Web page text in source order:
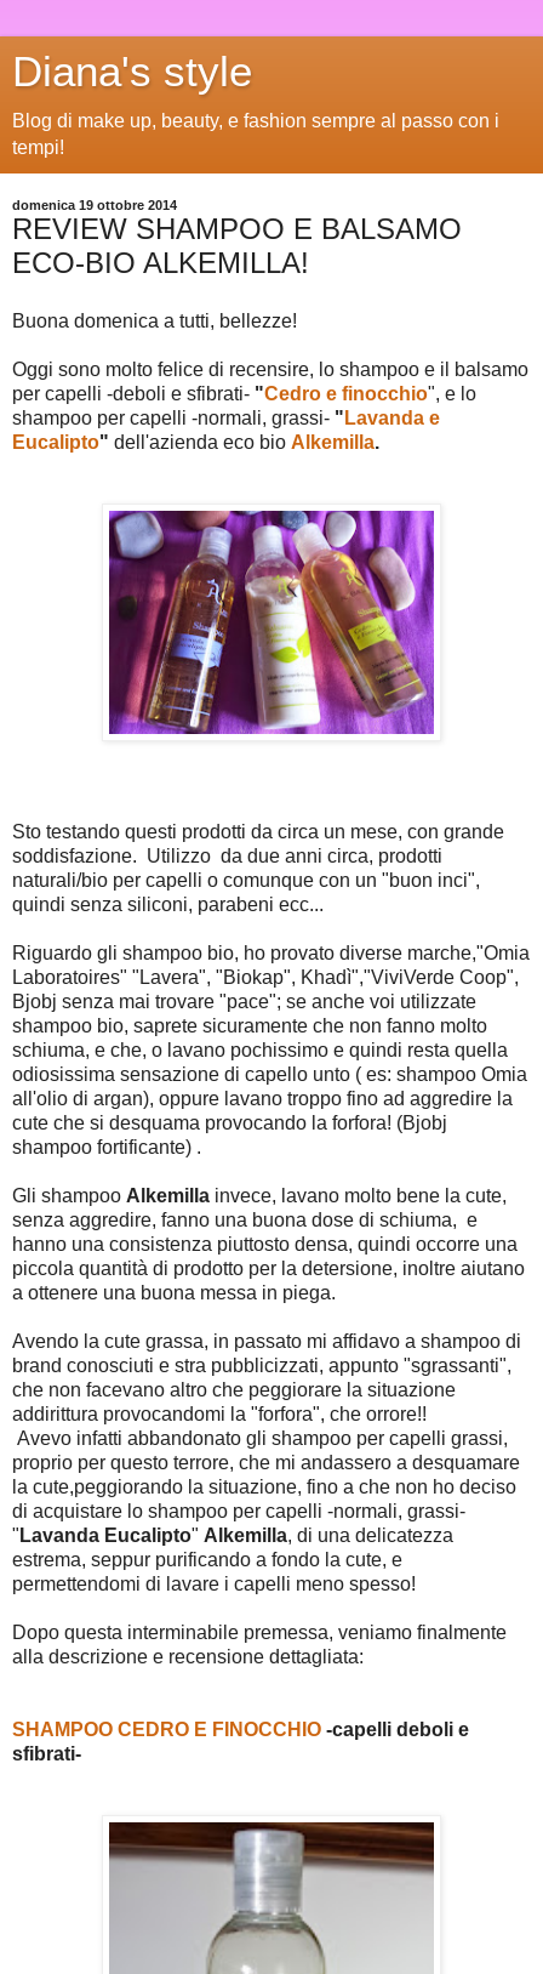
Diana's style
Blog di make up, beauty, e fashion sempre al passo con i
tempi!
domenica 19 ottobre 2014
REVIEW SHAMPOO E BALSAMO
ECO-BIO ALKEMILLA!
Buona domenica a tutti, bellezze!
Oggi sono molto felice di recensire, lo shampoo e il balsamo
per capelli -deboli e sfibrati- "Cedro e finocchio", e lo
shampoo per capelli -normali, grassi- " Lavanda e
Eucalipto" dell'azienda eco bio Alkemilla.
Sto testando questi prodotti da circa un mese, con grande
soddisfazione. Utilizzo da due anni circa, prodotti
naturali/bio per capelli o comunque con un "buon inci",
quindi senza siliconi, parabeni ecc...
Riguardo gli shampoo bio, ho provato diverse marche,"Omia
Laboratoires" "Lavera", "Biokap", Khadì","ViviVerde Coop",
Bjobj senza mai trovare "pace"; se anche voi utilizzate
shampoo bio, saprete sicuramente che non fanno molto
schiuma, e che, o lavano pochissimo e quindi resta quella
odiosissima sensazione di capello unto ( es: shampoo Omia
all'olio di argan), oppure lavano troppo fino ad aggredire la
cute che si desquama provocando la forfora! (Bjobj
shampoo fortificante) .
Gli shampoo Alkemilla invece, lavano molto bene la cute,
senza aggredire, fanno una buona dose di schiuma, e
hanno una consistenza piuttosto densa, quindi occorre una
piccola quantità di prodotto per la detersione, inoltre aiutano
a ottenere una buona messa in piega.
Avendo la cute grassa, in passato mi affidavo a shampoo di
brand conosciuti e stra pubblicizzati, appunto "sgrassanti",
che non facevano altro che peggiorare la situazione
addirittura provocandomi la "forfora", che orrore!!
Avevo infatti abbandonato gli shampoo per capelli grassi,
proprio per questo terrore, che mi andassero a desquamare
la cute,peggiorando la situazione, fino a che non ho deciso
di acquistare lo shampoo per capelli -normali, grassi-
" Lavanda Eucalipto" Alkemilla, di una delicatezza
estrema, seppur purificando a fondo la cute, e
permettendomi di lavare i capelli meno spesso!
Dopo questa interminabile premessa, veniamo finalmente
alla descrizione e recensione dettagliata:
SHAMPOO CEDRO E FINOCCHIO -capelli deboli e
sfibrati-